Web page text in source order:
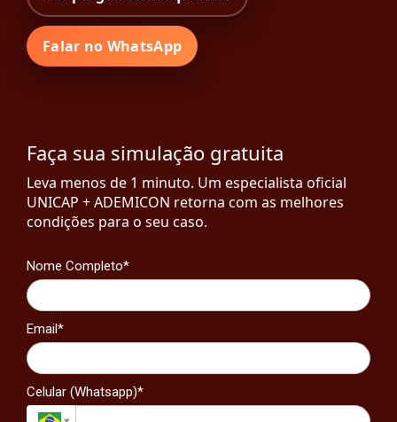
Falar no WhatsApp
Faça sua simulação gratuita
Leva menos de 1 minuto. Um especialista oficial
UNICAP + ADEMICON retorna com as melhores
condições para o seu caso.
Nome Completo*
Email*
Celular (Whatsapp)*